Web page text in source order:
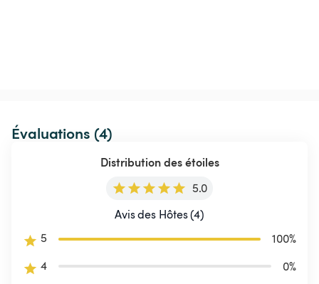
Évaluations (4)
Distribution des étoiles
5.0
Avis des Hôtes (4)
5
100%
4
0%